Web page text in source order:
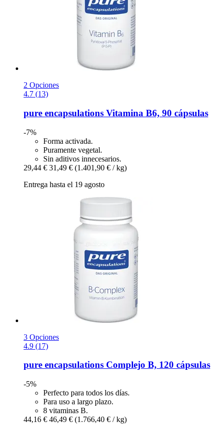
2 Opciones
4.7 (13)
pure encapsulations Vitamina B6, 90 cápsulas
-7%
Forma activada.
Puramente vegetal.
Sin aditivos innecesarios.
29,44 € 31,49 € (1.401,90 € / kg)
Entrega hasta el 19 agosto
3 Opciones
4.9 (17)
pure encapsulations Complejo B, 120 cápsulas
-5%
Perfecto para todos los días.
Para uso a largo plazo.
8 vitaminas B.
44,16 € 46,49 € (1.766,40 € / kg)